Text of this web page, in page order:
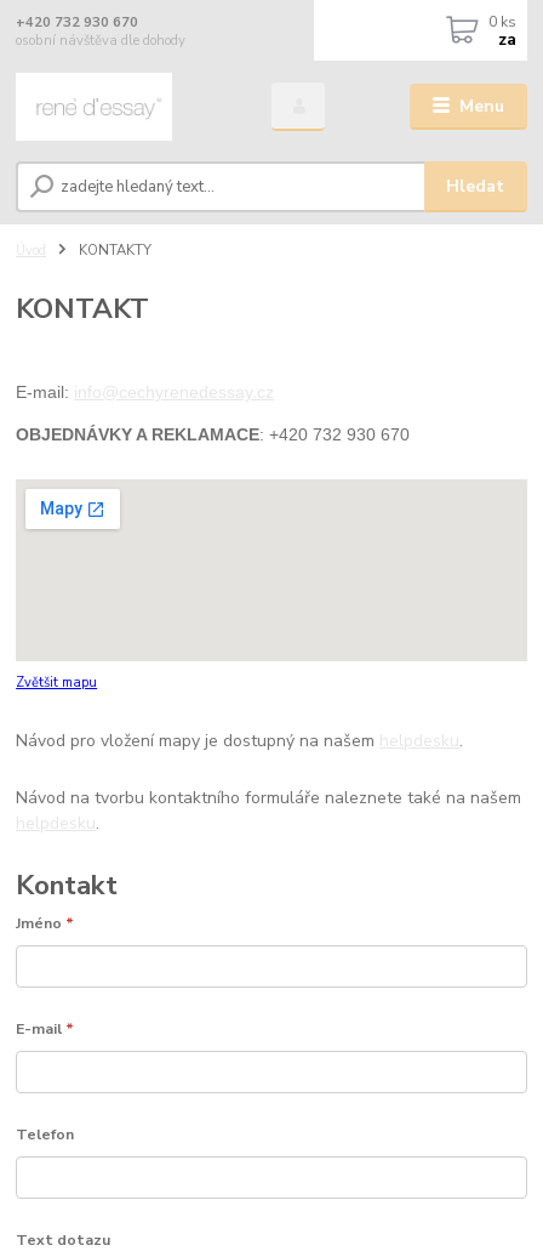
Menu
Hledat
+420 732 930 670
osobní návštěva dle dohody
0 ks
za
Úvod KONTAKTY
KONTAKT
E-mail: info@cechyrenedessay.cz
OBJEDNÁVKY A REKLAMACE: +420 732 930 670
Zvětšit mapu
Návod pro vložení mapy je dostupný na našem helpdesku.
Návod na tvorbu kontaktního formuláře naleznete také na našem
helpdesku.
Kontakt
Jméno *
E-mail *
Telefon
Text dotazu